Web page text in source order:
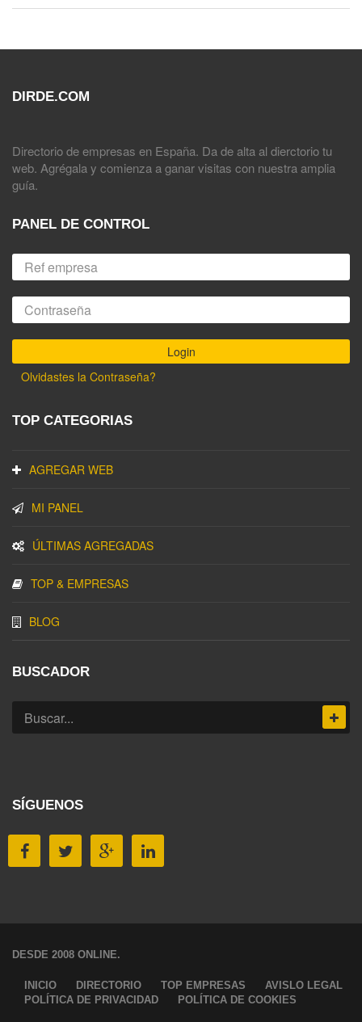
DIRDE.COM
Directorio de empresas en España. Da de alta al dierctorio tu
web. Agrégala y comienza a ganar visitas con nuestra amplia
guía.
PANEL DE CONTROL
Olvidastes la Contraseña?
TOP CATEGORIAS
AGREGAR WEB
MI PANEL
ÚLTIMAS AGREGADAS
TOP & EMPRESAS
BLOG
BUSCADOR
SÍGUENOS
DESDE 2008 ONLINE.
INICIO DIRECTORIO TOP EMPRESAS
AVISLO LEGAL
POLÍTICA DE PRIVACIDAD
POLÍTICA DE COOKIES